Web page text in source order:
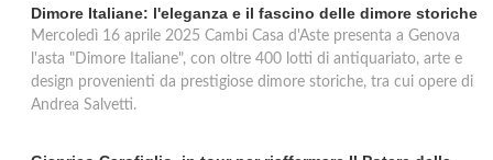
Dimore Italiane: l'eleganza e il fascino delle dimore storiche
Mercoledì 16 aprile 2025 Cambi Casa d'Aste presenta a Genova
l'asta "Dimore Italiane", con oltre 400 lotti di antiquariato, arte e
design provenienti da prestigiose dimore storiche, tra cui opere di
Andrea Salvetti.